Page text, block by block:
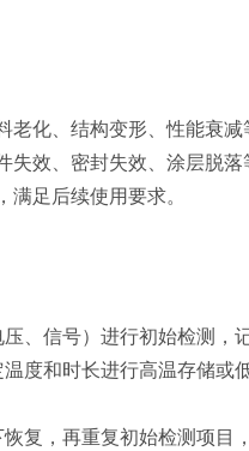
化、结构变形、性能衰减
效、密封失效、涂层脱落
足后续使用要求。
、信号）进行初始检测，
度和时长进行高温存储或
复，再重复初始检测项目